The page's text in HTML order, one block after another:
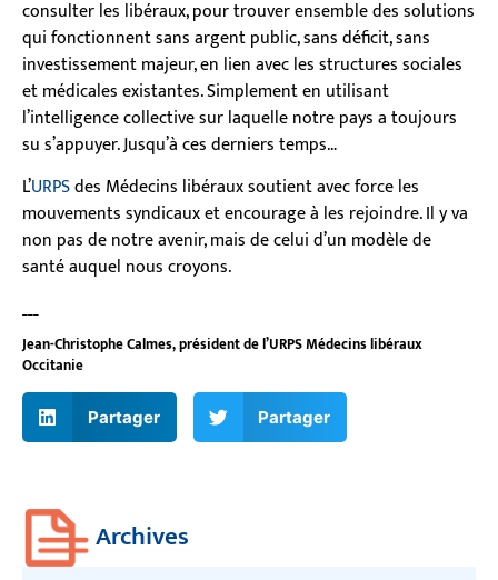
consulter les libéraux, pour trouver ensemble des solutions
qui fonctionnent sans argent public, sans déficit, sans
investissement majeur, en lien avec les structures sociales
et médicales existantes. Simplement en utilisant
l’intelligence collective sur laquelle notre pays a toujours
su s’appuyer. Jusqu’à ces derniers temps…
L’URPSdes Médecins libéraux soutient avec force les
mouvements syndicaux et encourage à les rejoindre. Il y va
non pas de notre avenir, mais de celui d’un modèle de
santé auquel nous croyons.
Jean-Christophe Calmes, président de l’URPS Médecins libéraux
Occitanie
Partager Partager
Archives